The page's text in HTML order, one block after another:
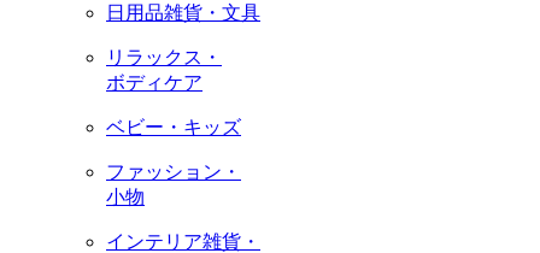
日用品雑貨・文具
リラックス・
ボディケア
ベビー・キッズ
ファッション・
小物
インテリア雑貨・